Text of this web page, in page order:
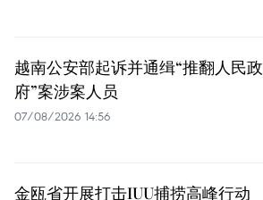
越南公安部起诉并通缉“推翻人民政
府”案涉案人员
07/08/2026 14:56
金瓯省开展打击IUU捕捞高峰行动